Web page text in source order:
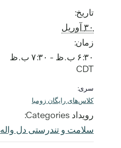
تاریخ:
۳۰ آوریل
زمان:
۶:۳۰ ب.ظ - ۷:۳۰ ب.ظ
CDT
سری:
کلاس‌های رایگان زومبا
رویداد Categories:
سلامت و تندرستی دل واله